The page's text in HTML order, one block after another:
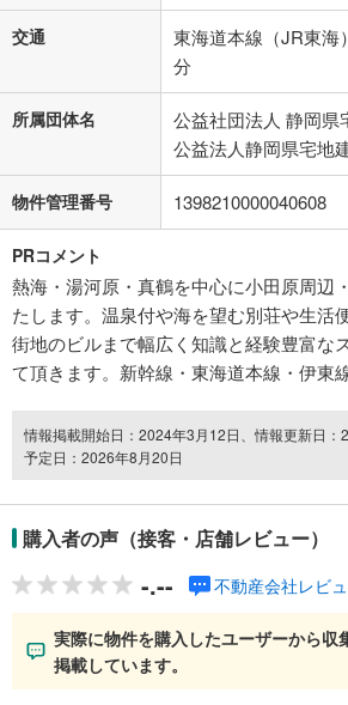
交通
東海道本線（JR東海
分
所属団体名
公益社団法人 静岡県
公益法人静岡県宅地
物件管理番号 1398210000040608
PRコメント
熱海・湯河原・真鶴を中心に小田原周辺
たします。温泉付や海を望む別荘や生活
街地のビルまで幅広く知識と経験豊富な
て頂きます。新幹線・東海道本線・伊東
情報掲載開始日：2024年3月12日、情報更新日
予定日：2026年8月20日
購入者の声（接客・店舗レビュー）
-.-- 不動産会社レビ
実際に物件を購入したユーザーから収
掲載しています。